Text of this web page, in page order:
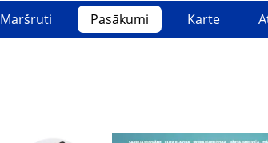
Maršruti Pasākumi Karte